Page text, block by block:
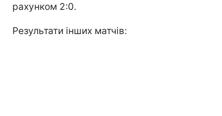
рахунком 2:0.
Результати інших матчів: